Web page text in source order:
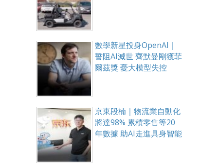
數學新星投身OpenAI｜
誓阻AI滅世 齊默曼剛獲菲
爾茲獎 憂大模型失控
京東段楠｜物流業自動化
將達98% 累積零售等20
年數據 助AI走進具身智能